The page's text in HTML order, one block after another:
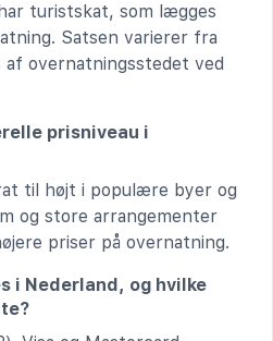
turistskat, som lægges
Satsen varierer fra
overnatningsstedet ved
prisniveau i
til højt i populære byer og
og store arrangementer
priser på overnatning.
i Nederland, og hvilke